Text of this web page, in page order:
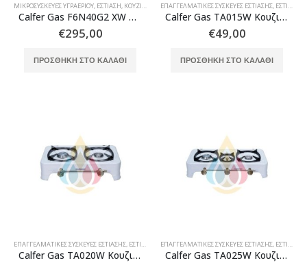
ΜΙΚΡΟΣΥΣΚΕΥΈΣ ΥΓΡΑΕΡΊΟΥ, ΕΣΤΊΑΣΗ, ΚΟΥΖΊΝΕΣ & ΦΟΎΡΝΟΙ ,ΟΙΚΙΑΚΈΣ ΣΥΣΚΕΥΈΣ ΕΣΤΊΑΣΗΣ
Calfer Gas F6N40G2 XW Φουρνάκι Υγραερίου 42 L
€295,00
ΠΡΟΣΘΉΚΗ ΣΤΟ ΚΑΛΆΘΙ
ΕΠΑΓΓΕΛΜΑΤΙΚΈΣ ΣΥΣΚΕΥΈΣ ΕΣΤΊΑΣΗΣ, ΕΣΤΊΑΣΗ
Calfer Gas TA015W Κουζινάκι υγραερίου ταχυγκάζ λευκό 2 εστιών μεγάλη-μικρή
€49,00
ΠΡΟΣΘΉΚΗ ΣΤΟ ΚΑΛΆΘΙ
ΕΠΑΓΓΕΛΜΑΤΙΚΈΣ ΣΥΣΚΕΥΈΣ ΕΣΤΊΑΣΗΣ, ΕΣΤΊΑΣΗ
Calfer Gas TA020W Κουζινάκι υγραερίου ταχυγκάζ λευκό 2 εστιών μεγάλη-μεσαία
ΕΠΑΓΓΕΛΜΑΤΙΚΈΣ ΣΥΣΚΕΥΈΣ ΕΣΤΊΑΣΗΣ, ΕΣΤΊΑΣΗ
Calfer Gas TA025W Κουζινάκι υγραερίου ταχυγκάζ λευκό 3 εστιών μεγάλη-μεσαία-μικρή